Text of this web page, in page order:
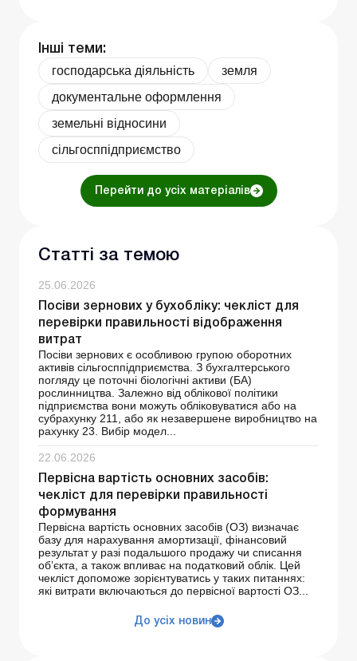
Інші теми:
господарська діяльність
земля
документальне оформлення
земельні відносини
сільгосппідприємство
Перейти до усіх матеріалів
Статті за темою
25.06.2026
Посіви зернових у бухобліку: чекліст для
перевірки правильності відображення
витрат
Посіви зернових є особливою групою оборотних
активів сільгосппідприємства. З бухгалтерського
погляду це поточні біологічні активи (БА)
рослинництва. Залежно від облікової політики
підприємства вони можуть обліковуватися або на
субрахунку 211, або як незавершене виробництво на
рахунку 23. Вибір модел...
22.06.2026
Первісна вартість основних засобів:
чекліст для перевірки правильності
формування
Первісна вартість основних засобів (ОЗ) визначає
базу для нарахування амортизації, фінансовий
результат у разі подальшого продажу чи списання
об’єкта, а також впливає на податковий облік. Цей
чекліст допоможе зорієнтуватись у таких питаннях:
які витрати включаються до первісної вартості ОЗ...
До усіх новин